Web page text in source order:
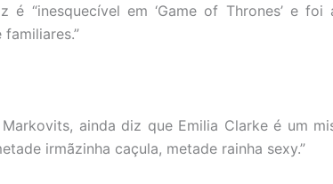
é “inesquecível em ‘Game of Thrones’ e
ainda diz que Emilia Clarke é um
irmãzinha caçula, metade rainha sexy.”